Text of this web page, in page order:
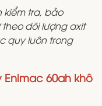
kiểm tra, bảo
dõi lượng axit
quy luôn trong
60ah khô